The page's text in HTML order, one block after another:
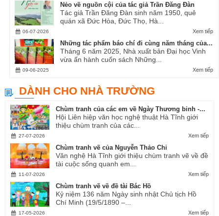
Nẻo về nguồn cội của tác giả Trần Đăng Đàn
Tác giả Trần Đăng Đàn sinh năm 1950, quê
quán xã Đức Hòa, Đức Thọ, Hà...
Xem tiếp
06-07-2026
Những tác phẩm báo chí đi cùng năm tháng của...
Tháng 6 năm 2025, Nhà xuất bản Đại học Vinh
vừa ấn hành cuốn sách Những...
Xem tiếp
09-06-2025
DÀNH CHO NHÀ TRƯỜNG
Chùm tranh của các em về Ngày Thương binh -...
Hội Liên hiệp văn học nghệ thuật Hà Tĩnh giới
thiệu chùm tranh của các...
Xem tiếp
27-07-2026
Chùm tranh vẽ của Nguyễn Thảo Chi
Văn nghệ Hà Tĩnh giới thiệu chùm tranh vẽ về đề
tài cuộc sống quanh em...
Xem tiếp
11-07-2026
Chùm tranh vẽ về đề tài Bác Hồ
Kỷ niệm 136 năm Ngày sinh nhật Chủ tịch Hồ
Chí Minh (19/5/1890 –...
Xem tiếp
17-05-2026